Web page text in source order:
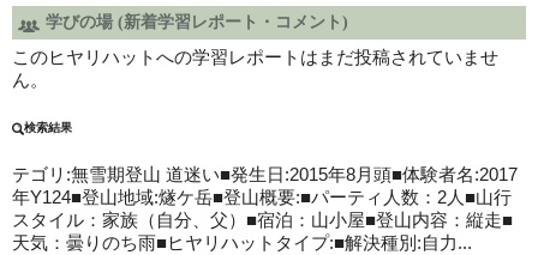
学びの場 (新着学習レポート・コメント)
このヒヤリハットへの学習レポートはまだ投稿されていませ
ん。
検索結果
テゴリ:無雪期登山 道迷い■発生日:2015年8月頭■体験者名:2017
年Y124■登山地域:燧ケ岳■登山概要:■パーティ人数：2人■山行
スタイル：家族（自分、父）■宿泊：山小屋■登山内容：縦走■
天気：曇りのち雨■ヒヤリハットタイプ:■解決種別:自力...